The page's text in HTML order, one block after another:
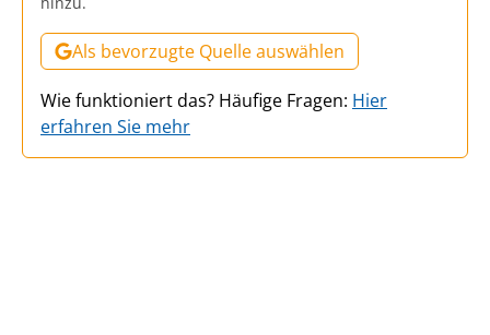
Als bevorzugte Quelle auswählen
Wie funktioniert das? Häufige Fragen: Hier
erfahren Sie mehr